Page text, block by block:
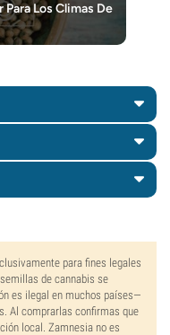
Los Climas De
para fines legales
de cannabis se
es ilegal en muchos países—
Al comprarlas confirmas que
local. Zamnesia no es